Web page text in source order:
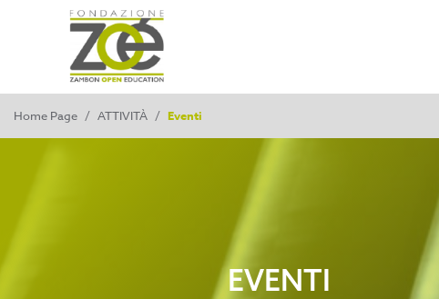
Home Page / ATTIVITÀ / Eventi
EVENTI